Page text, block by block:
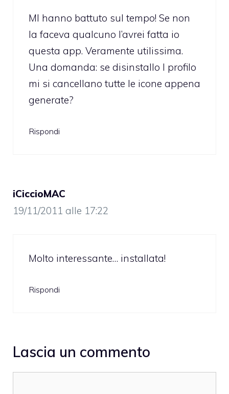
MI hanno battuto sul tempo! Se non
la faceva qualcuno l’avrei fatta io
questa app. Veramente utilissima.
Una domanda: se disinstallo l profilo
mi si cancellano tutte le icone appena
generate?
Rispondi
iCiccioMAC
19/11/2011 alle 17:22
Molto interessante… installata!
Rispondi
Lascia un commento